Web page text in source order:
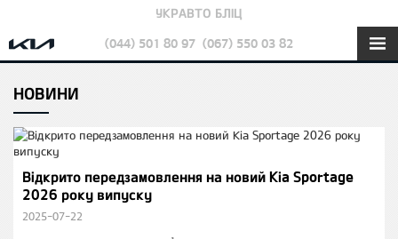
УКРАВТО БЛІЦ
(044) 501 80 97 (067) 550 03 82
НОВИНИ
Відкрито передзамовлення на новий Kia Sportage
2026 року випуску
2025-07-22